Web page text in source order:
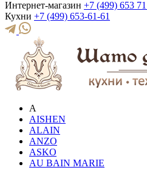
Интернет-магазин +7 (499) 653 71
Кухни +7 (499) 653-61-61
A
AISHEN
ALAIN
ANZO
ASKO
AU BAIN MARIE